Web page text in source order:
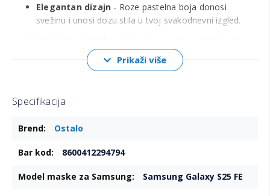
Elegantan dizajn - Roze pastelna boja donosi
svežinu i unosi dozu stila u tvoj svakodnevni izgled.
dodataka i bežično punjenje bez skidanja maske.
Kvalitetna zaštita- Štiti telefon od ogrebotina,
- Savršeno se uklapa uz oblik telefona, sa lako
čuva telefon dugoročno.
Napomena o kompatibilnosti:Kompatibilna isključivo
Prikaži više
Specifikacija
informacijaOstalo
8600412294794
Samsung Galaxy S25 FE